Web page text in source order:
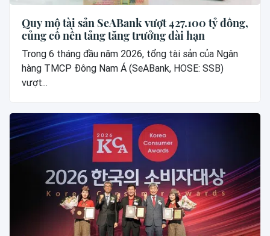
Quy mô tài sản SeABank vượt 427.100 tỷ đồng,
củng cố nền tảng tăng trưởng dài hạn
Trong 6 tháng đầu năm 2026, tổng tài sản của Ngân
hàng TMCP Đông Nam Á (SeABank, HOSE: SSB)
vượt...